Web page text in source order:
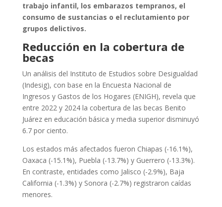
trabajo infantil, los embarazos tempranos, el
consumo de sustancias o el reclutamiento por
grupos delictivos.
Reducción en la cobertura de
becas
Un análisis del Instituto de Estudios sobre Desigualdad
(Indesig), con base en la Encuesta Nacional de
Ingresos y Gastos de los Hogares (ENIGH), revela que
entre 2022 y 2024 la cobertura de las becas Benito
Juárez en educación básica y media superior disminuyó
6.7 por ciento.
Los estados más afectados fueron Chiapas (-16.1%),
Oaxaca (-15.1%), Puebla (-13.7%) y Guerrero (-13.3%).
En contraste, entidades como Jalisco (-2.9%), Baja
California (-1.3%) y Sonora (-2.7%) registraron caídas
menores.